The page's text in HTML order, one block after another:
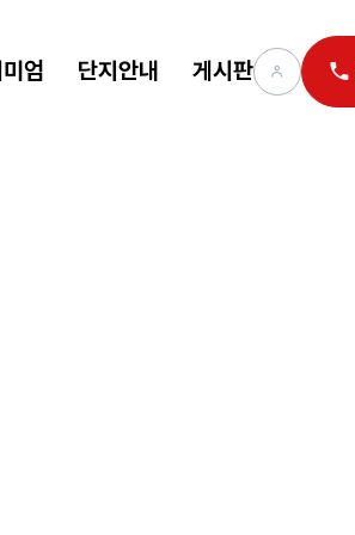
엄 단지안내 게시판